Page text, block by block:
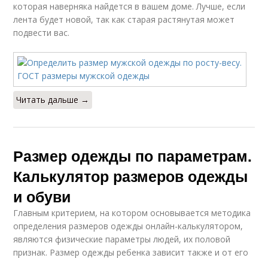
которая наверняка найдется в вашем доме. Лучше, если
лента будет новой, так как старая растянутая может
подвести вас.
Читать дальше →
Размер одежды по параметрам.
Калькулятор размеров одежды
и обуви
Главным критерием, на котором основывается методика
определения размеров одежды онлайн-калькулятором,
являются физические параметры людей, их половой
признак. Размер одежды ребенка зависит также и от его